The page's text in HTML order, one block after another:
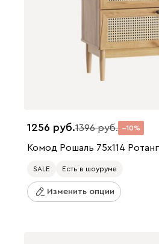
1256 1396 10
Комод Рошаль 75x114 Ротанг
SALE Есть в шоуруме
Изменить опции